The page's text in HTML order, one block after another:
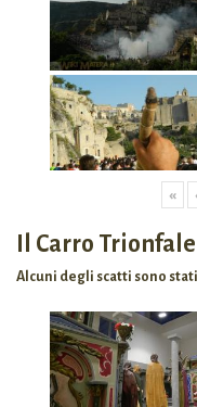
«
Il Carro Trionfale
Alcuni degli scatti sono